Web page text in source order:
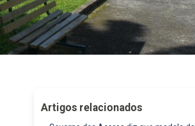
Artigos relacionados